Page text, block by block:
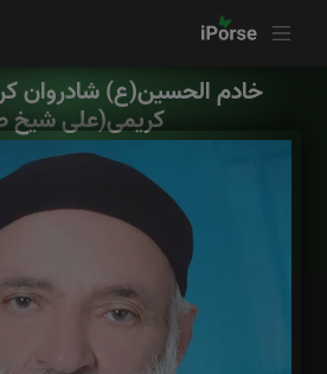
خادم الحسین(ع) شادروان
کریمی(علی شیخ